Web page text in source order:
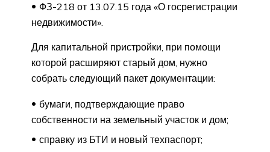
ФЗ-218 от 13.07.15 года «О госрегистрации
недвижимости».
Для капитальной пристройки, при помощи
которой расширяют старый дом, нужно
собрать следующий пакет документации:
бумаги, подтверждающие право
собственности на земельный участок и дом;
справку из БТИ и новый техпаспорт;